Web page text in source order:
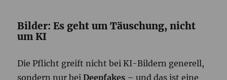
Bilder: Es geht um Täuschung, nicht
um KI
Die Pflicht greift nicht bei KI-Bildern generell,
sondern nur beiDeepfakes – und das ist eine